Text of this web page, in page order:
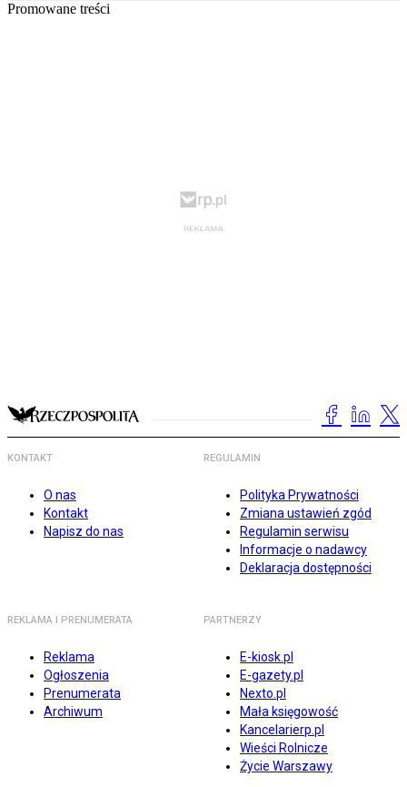
Promowane treści
KONTAKT
O nas
Kontakt
Napisz do nas
REGULAMIN
Polityka Prywatności
Zmiana ustawień zgód
Regulamin serwisu
Informacje o nadawcy
Deklaracja dostępności
REKLAMA I PRENUMERATA
Reklama
Ogłoszenia
Prenumerata
Archiwum
PARTNERZY
E-kiosk.pl
E-gazety.pl
Nexto.pl
Mała księgowość
Kancelarierp.pl
Wieści Rolnicze
Życie Warszawy